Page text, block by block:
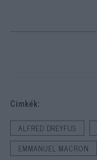
Cimkék:
ALFRED DREYFUS
EMMANUEL MACRON